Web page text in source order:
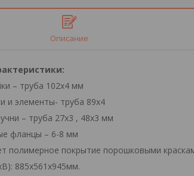
Описание
– труба 102х4 мм
и элементы- труба 89х4
– труба 27х3 , 48х3 мм
фланцы – 6-8 мм
полимерное покрытие порошковыми
885х561х945мм.